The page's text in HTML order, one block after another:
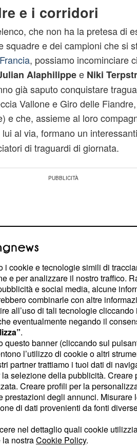
e i corridori
che non ha la pretesa di
squadre e dei campioni che si
, possiamo incominciare
Alaphilippee Niki
già saputo conquistare
Vallone e Giro delle Fiandre,
e che, assieme al loro
al via, formano un
di traguardi di giornata.
Soudal conThomas De
Segafredo diBauke Mollema
da corse a tappe, anche se
a brillare in modo
gli arrivi in volata, occorre
conMark Cavendishgrande
Edvald Boasson Hagen
i cookie e tecnologie simili di
e per analizzare il nostro traffico.
e social media, alcune
combinarle con altre
all’uso di tali tecnologie
eventualmente negando il
.
questo banner (cliccando sul
l’utilizzo di cookie o altri
partner trattiamo i tuoi dati di
la selezione della pubblicità.
Creare profili per la
prestazioni degli annunci.
di dati provenienti da fonti
nel dettaglio quali cookie
nostraCookie Policy.